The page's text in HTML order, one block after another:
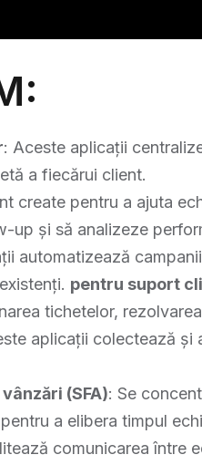
: Aceste aplicații
a fiecărui client.
create pentru a ajuta
și să analizeze
automatizează
pentru suport
tichetelor,
aplicații colectează și
(SFA): Se
a elibera timpul
comunicarea între